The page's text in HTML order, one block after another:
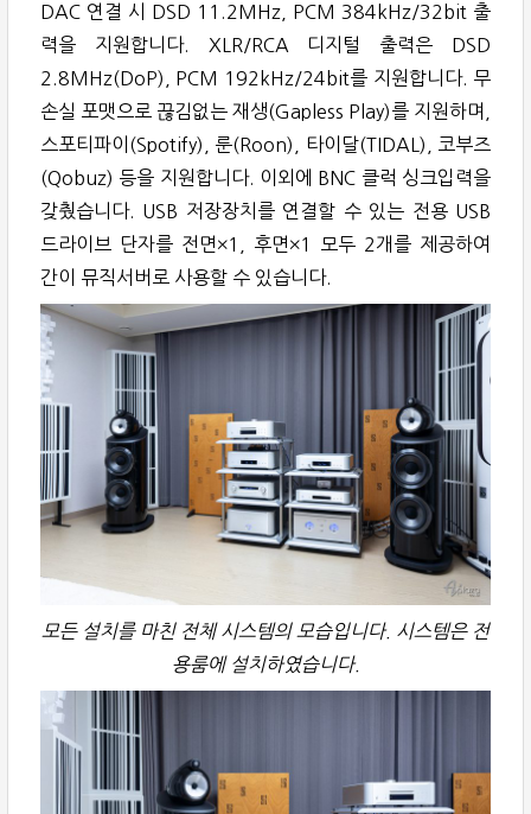
DAC 연결 시 DSD 11.2MHz, PCM 384kHz/32bit 출
력을 지원합니다. XLR/RCA 디지털 출력은 DSD
2.8MHz(DoP), PCM 192kHz/24bit를 지원합니다. 무
손실 포맷으로 끊김없는 재생(Gapless Play)를 지원하며,
스포티파이(Spotify), 룬(Roon), 타이달(TIDAL), 코부즈
(Qobuz) 등을 지원합니다. 이외에 BNC 클럭 싱크입력을
갖췄습니다. USB 저장장치를 연결할 수 있는 전용 USB
드라이브 단자를 전면×1, 후면×1 모두 2개를 제공하여
간이 뮤직서버로 사용할 수 있습니다.
모든 설치를 마친 전체 시스템의 모습입니다. 시스템은 전
용룸에 설치하였습니다.